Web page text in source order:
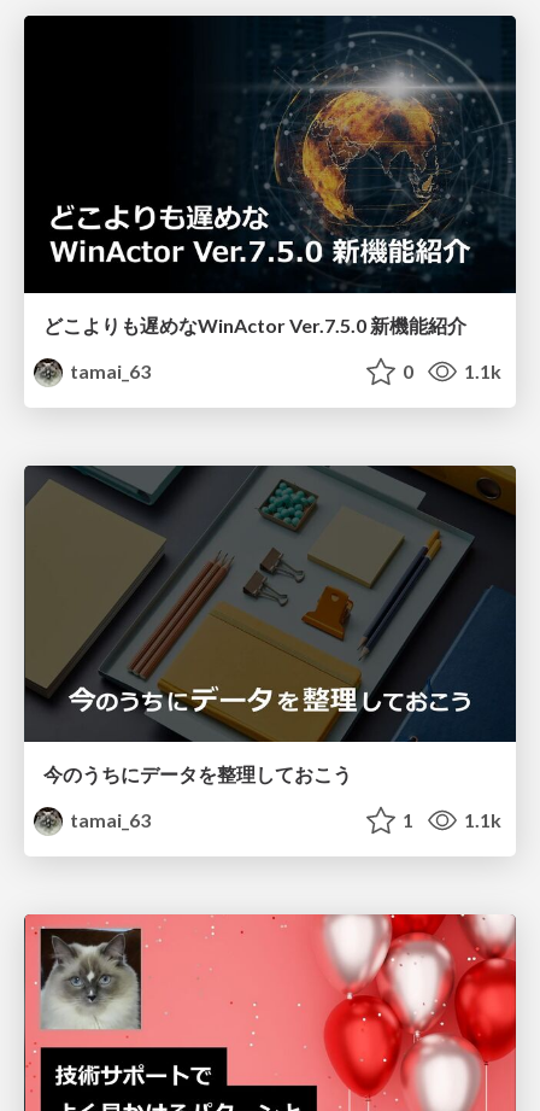
どこよりも遅めなWinActor Ver.7.5.0 新機能紹介
tamai_63
0 1.1k
今のうちにデータを整理しておこう
tamai_63
1 1.1k